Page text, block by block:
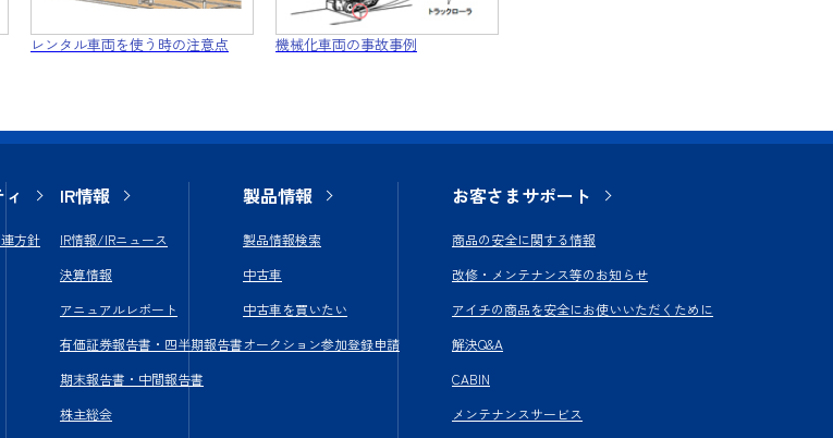
レンタル車両を使う時の注意点 機械化車両の事故事例
方針
IR情報
IR情報/IRニュース
決算情報
アニュアルレポート
有価証券報告書・四半期報告書
期末報告書・中間報告書
株主総会
製品情報
製品情報検索
中古車
中古車を買いたい
オークション参加登録申請
お客さまサポート
商品の安全に関する情報
改修・メンテナンス等のお知らせ
アイチの商品を安全にお使いいただくために
解決Q&A
CABIN
メンテナンスサービス